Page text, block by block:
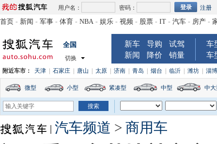
用户名： 密码： 注册
首页 - 新闻 - 军事 - 体育 - NBA - 娱乐 - 视频 - 股票 - IT - 汽车 - 房产 -
全国
切换
新车 导购
试驾
新闻
降价 销量
车
车
附近车市： 天津 石家庄 唐山 太原 济南 青岛 烟台 临沂 潍坊 淄博
微型 小型 紧凑型 中型 中
汽车频道 > 商用车